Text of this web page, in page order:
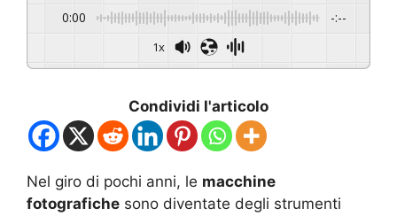
0:00 -:--
1x
Condividi l'articolo
Nel giro di pochi anni, le macchine
fotografiche sono diventate degli strumenti